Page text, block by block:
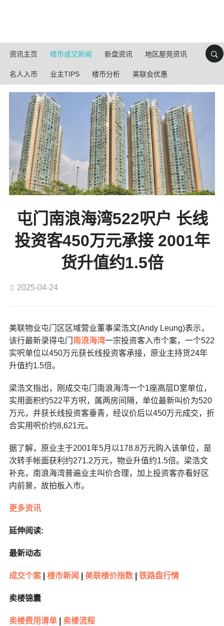
资讯主页 楼市成交新闻 新盘资讯 地区屋苑资讯
名人入市 业主TIPS 楼市分析 美联会优惠
屯门南浪海湾522呎户 长线
投资客450万元承接 2001年
货升值约1.5倍
2025-04-24
美联物业屯门区区域营业董事梁浩文(Andy Leung)表示，
该行最新录得屯门 南浪海湾一宗投资客入市个案，一个522
实呎单位以450万元获长线投资客承接，原业主持货24年
升值约1.5倍。
梁浩文指出，刚成交屯门南浪海湾一个1座高层D室单位，
实用面积约522平方呎，属两房间隔，单位最新叫价为520
万元，并获长线投资客垂青，经议价后以450万元成交，折
合实用呎价约8,621元。
据了解，原业主于2001年5月以178.8万元购入该单位，是
次转手帐面获利约271.2万元，物业升值约1.5倍。梁浩文
补充，南浪海湾普遍业主叫价合理，加上投资客亦看好区
内前景，故拍板入市。
更多资讯
延伸阅读:
最新动态
成交个案| 楼市新闻 美联楼价指数| 铁路盘行情
卖楼锦囊
卖楼费用清单| 卖楼流程